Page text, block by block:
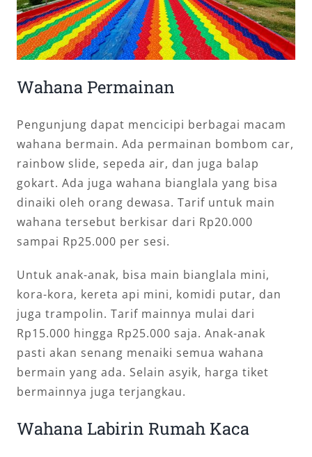
Wahana Permainan
Pengunjung dapat mencicipi berbagai macam
wahana bermain. Ada permainan bombom car,
rainbow slide, sepeda air, dan juga balap
gokart. Ada juga wahana bianglala yang bisa
dinaiki oleh orang dewasa. Tarif untuk main
wahana tersebut berkisar dari Rp20.000
sampai Rp25.000 per sesi.
Untuk anak-anak, bisa main bianglala mini,
kora-kora, kereta api mini, komidi putar, dan
juga trampolin. Tarif mainnya mulai dari
Rp15.000 hingga Rp25.000 saja. Anak-anak
pasti akan senang menaiki semua wahana
bermain yang ada. Selain asyik, harga tiket
bermainnya juga terjangkau.
Wahana Labirin Rumah Kaca